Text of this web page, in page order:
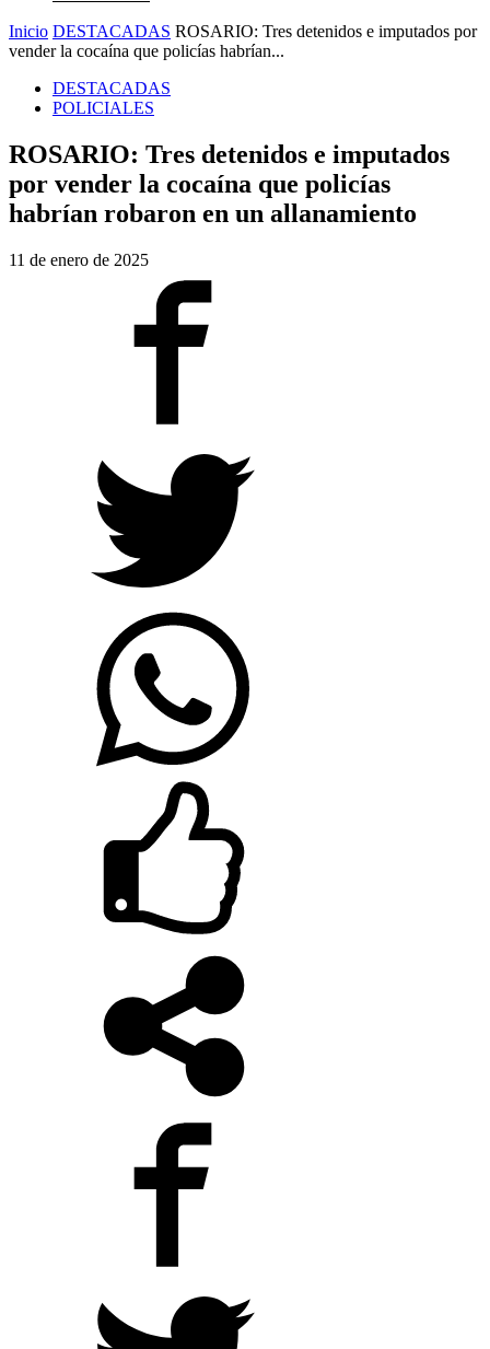
Inicio DESTACADAS ROSARIO: Tres detenidos e imputados por
vender la cocaína que policías habrían...
DESTACADAS
POLICIALES
ROSARIO: Tres detenidos e imputados
por vender la cocaína que policías
habrían robaron en un allanamiento
11 de enero de 2025